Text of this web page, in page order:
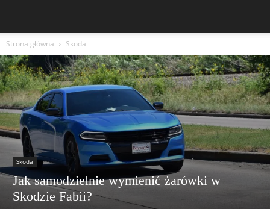
Strona główna Skoda
Skoda
Jak samodzielnie wymienić żarówki w
Skodzie Fabii?